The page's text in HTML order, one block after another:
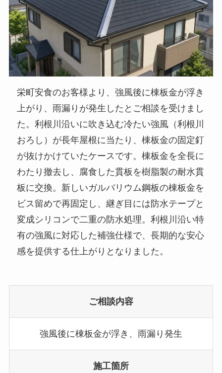
栄町安食のお客様より、強風後に棟板金が浮き
上がり、雨漏りが発生したとご相談を受けまし
た。利根川沿いに吹き込む冷たい強風（利根川
おろし）が長年屋根に当たり、棟板金の固定釘
が抜けかけていたケースです。棟板金を全長に
わたり撤去し、腐食した貫板を樹脂製の耐水貫
板に交換。新しいガルバリウム鋼板の棟板金を
ビス留めで再固定し、継ぎ目には防水テープと
変成シリコンで二重の防水処理。利根川沿い特
有の強風に対応した補強仕様で、長期的な安心
感を提供する仕上がりとなりました。
ご相談内容
強風後に棟板金が浮き、雨漏り発生
施工箇所